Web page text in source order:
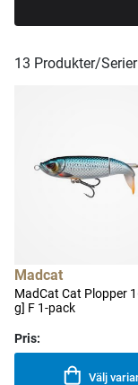
13 Produkter/Serier
Madcat
MadCat Cat Plopper
g] F 1-pack
Pris:
Välj